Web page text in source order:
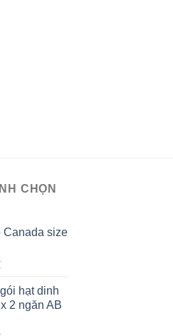
CHỌN
Canada size
hạt dinh
2 ngăn AB